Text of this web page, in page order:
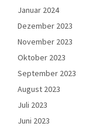
Januar 2024
Dezember 2023
November 2023
Oktober 2023
September 2023
August 2023
Juli 2023
Juni 2023